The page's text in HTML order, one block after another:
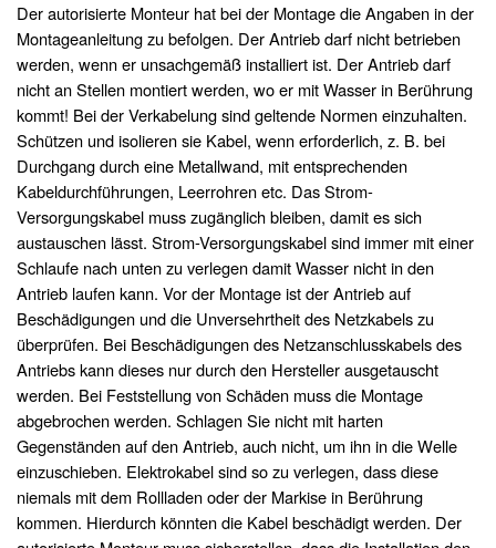
Der autorisierte Monteur hat bei der Montage die Angaben in der
Montageanleitung zu befolgen. Der Antrieb darf nicht betrieben
werden, wenn er unsachgemäß installiert ist. Der Antrieb darf
nicht an Stellen montiert werden, wo er mit Wasser in Berührung
kommt! Bei der Verkabelung sind geltende Normen einzuhalten.
Schützen und isolieren sie Kabel, wenn erforderlich, z. B. bei
Durchgang durch eine Metallwand, mit entsprechenden
Kabeldurchführungen, Leerrohren etc. Das Strom-
Versorgungskabel muss zugänglich bleiben, damit es sich
austauschen lässt. Strom-Versorgungskabel sind immer mit einer
Schlaufe nach unten zu verlegen damit Wasser nicht in den
Antrieb laufen kann. Vor der Montage ist der Antrieb auf
Beschädigungen und die Unversehrtheit des Netzkabels zu
überprüfen. Bei Beschädigungen des Netzanschlusskabels des
Antriebs kann dieses nur durch den Hersteller ausgetauscht
werden. Bei Feststellung von Schäden muss die Montage
abgebrochen werden. Schlagen Sie nicht mit harten
Gegenständen auf den Antrieb, auch nicht, um ihn in die Welle
einzuschieben. Elektrokabel sind so zu verlegen, dass diese
niemals mit dem Rollladen oder der Markise in Berührung
kommen. Hierdurch könnten die Kabel beschädigt werden. Der